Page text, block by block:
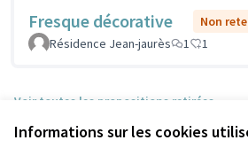
Informations sur les cookies
Fresque décorative
Non
Résidence Jean-jaurès
1 1
Voir toutes les propositions retirées